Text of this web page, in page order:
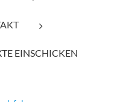
EINSCHICKEN